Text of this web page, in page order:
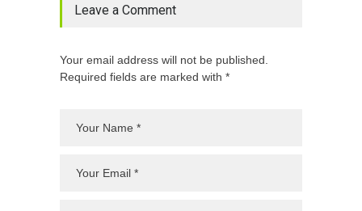
Leave a Comment
Your email address will not be published.
Required fields are marked with *